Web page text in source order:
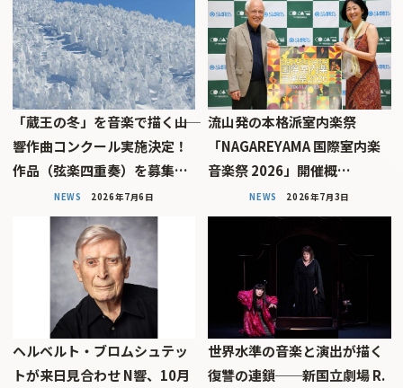
「蔵王の冬」を音楽で描く――山
響作曲コンクール実施決定！
作品（弦楽四重奏）を募集…
NEWS 2026年7月6日
流山発の本格派室内楽祭
「NAGAREYAMA 国際室内楽
音楽祭 2026」開催概…
NEWS 2026年7月3日
ヘルベルト・ブロムシュテッ
トが来日見合わせ N響、10月
世界水準の音楽と演出が描く
復讐の連鎖──新国立劇場 R.